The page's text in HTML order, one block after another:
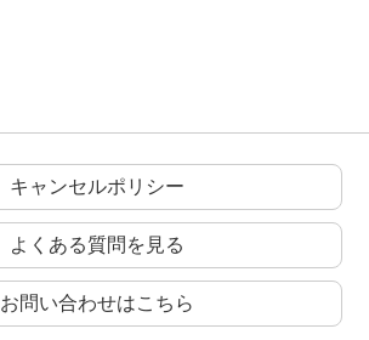
キャンセルポリシー
よくある質問を見る
お問い合わせはこちら